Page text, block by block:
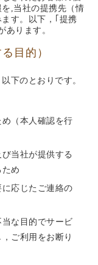
,当社の提携先（情
す。以下，｢提携
あります。
目的）
下のとおりです。
（本人確認を行
当社が提供する
め
応じたご連絡の
な目的でサービ
ご利用をお断り